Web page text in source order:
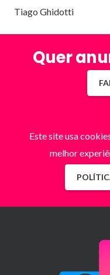
Tiago Ghidotti
Quer
Este site usa
melhor